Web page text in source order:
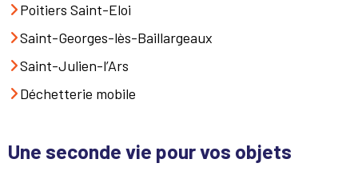
Poitiers Saint-Eloi
Saint-Georges-lès-Baillargeaux
Saint-Julien-l’Ars
Déchetterie mobile
Une seconde vie pour vos objets